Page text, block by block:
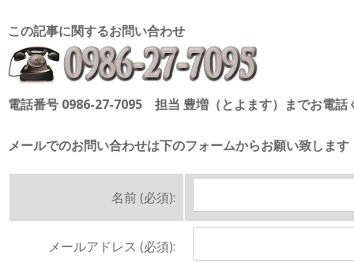
この記事に関するお問い合わせ
電話番号 0986-27-7095 担当 豊増（とよます）までお電話
メールでのお問い合わせは下のフォームからお願い致します
名前 (必須):
メールアドレス (必須):